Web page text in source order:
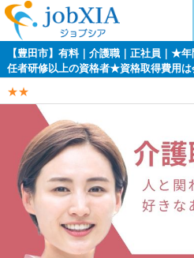
【豊田市】有料｜介護職｜正社員｜★
任者研修以上の資格者★資格取得費用
★★